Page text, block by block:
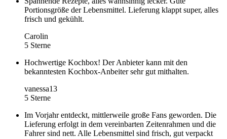
Portionsgröße der Lebensmittel. Lieferung klappt super, alles
frisch und gekühlt.
Carolin
5 Sterne
Hochwertige Kochbox! Der Anbieter kann mit den
bekanntesten Kochbox-Anbeiter sehr gut mithalten.
vanessa13
5 Sterne
Im Vorjahr entdeckt, mittlerweile große Fans geworden. Die
Lieferung erfolgt in dem vereinbarten Zeitenrahmen und die
Fahrer sind nett. Alle Lebensmittel sind frisch, gut verpackt